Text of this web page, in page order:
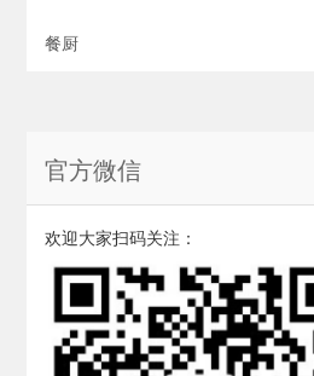
餐厨
官方微信
欢迎大家扫码关注：